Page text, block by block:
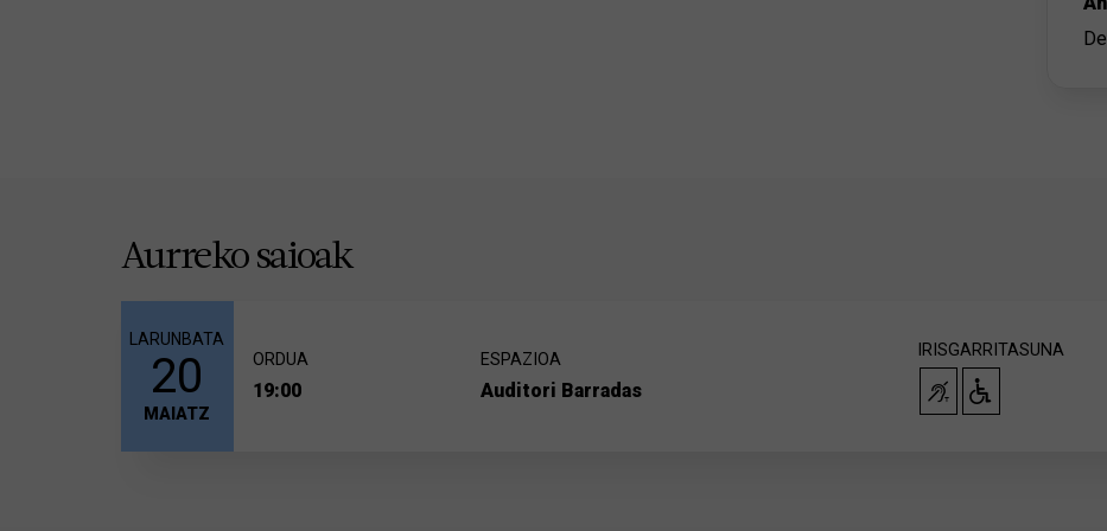
Aurreko saioak
LARUNBATA
20
MAIATZ
ORDUA
19:00
ESPAZIOA
Auditori Barradas
IRISGARRITASUNA